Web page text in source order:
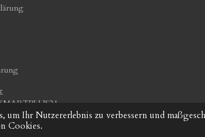
um Ihr Nutzererlebnis zu verbessern und
Cookies.